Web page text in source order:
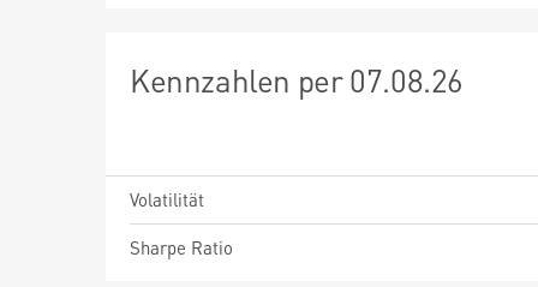
Kennzahlen per 07.08.26
Volatilität
Sharpe Ratio